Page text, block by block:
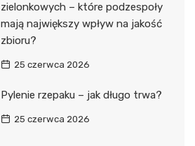
zielonkowych – które podzespoły
mają największy wpływ na jakość
zbioru?
25 czerwca 2026
Pylenie rzepaku – jak długo trwa?
25 czerwca 2026